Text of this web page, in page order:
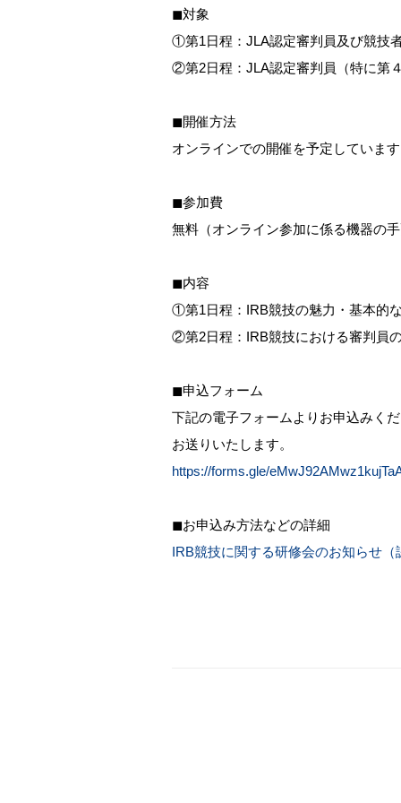
◼対象
①第1日程：JLA認定審判員及び競技
②第2日程：JLA認定審判員（特に第
◼開催方法
オンラインでの開催を予定していま
◼参加費
無料（オンライン参加に係る機器の
◼内容
①第1日程：IRB競技の魅力・基本的
②第2日程：IRB競技における審判員
◼申込フォーム
下記の電子フォームよりお申込みく
お送りいたします。
https://forms.gle/
◼お申込み方法などの詳細
IRB競技に関する研修会のお知らせ